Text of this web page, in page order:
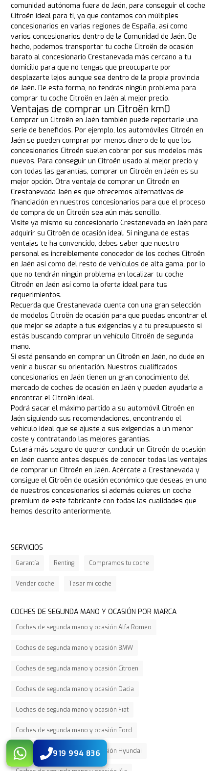
comunidad autónoma fuera de Jaén, para conseguir el coche
Citroën ideal para ti, ya que contamos con múltiples
concesionarios en varias regiones de España, así como
varios concesionarios dentro de la Comunidad de Jaén. De
hecho, podemos transportar tu coche Citroën de ocasión
barato al concesionario Crestanevada más cercano a tu
domicilio para que no tengas que preocuparte por
desplazarte lejos aunque sea dentro de la propia provincia
de Jaén. De esta forma, no tendrás ningún problema para
comprar tu coche Citroën en Jaén al mejor precio.
Ventajas de comprar un Citroën km0
Comprar un Citroën en Jaén también puede reportarle una
serie de beneficios. Por ejemplo, los automóviles Citroën en
Jaén se pueden comprar por menos dinero de lo que los
concesionarios Citroën suelen cobrar por sus modelos más
nuevos. Para conseguir un Citroën usado al mejor precio y
con todas las garantías, comprar un Citroën en Jaén es su
mejor opción. Otra ventaja de comprar un Citroën en
Crestanevada Jaén es que ofrecemos alternativas de
financiación en nuestros concesionarios para que el proceso
de compra de un Citroën sea aún más sencillo.
Visite ya mismo su concesionario Crestanevada en Jaén para
adquirir su Citroën de ocasión ideal. Si ninguna de estas
ventajas te ha convencido, debes saber que nuestro
personal es increíblemente conocedor de los coches Citroën
en Jaén así como del resto de vehículos de alta gama, por lo
que no tendrán ningún problema en localizar tu coche
Citroën en Jaén así como la oferta ideal para tus
requerimientos.
Recuerda que Crestanevada cuenta con una gran selección
de modelos Citroën de ocasión para que puedas encontrar el
que mejor se adapte a tus exigencias y a tu presupuesto si
estás buscando comprar un vehículo Citroën de segunda
mano.
Si está pensando en comprar un Citroën en Jaén, no dude en
venir a buscar su orientación. Nuestros cualificados
concesionarios en Jaén tienen un gran conocimiento del
mercado de coches de ocasión en Jaén y pueden ayudarle a
encontrar el Citroën ideal.
Podrá sacar el máximo partido a su automóvil Citroën en
Jaén siguiendo sus recomendaciones, encontrando el
vehículo ideal que se ajuste a sus exigencias a un menor
coste y contratando las mejores garantías.
Estará más seguro de querer conducir un Citroën de ocasión
en Jaén cuanto antes después de conocer todas las ventajas
de comprar un Citroën en Jaén. Acércate a Crestanevada y
consigue el Citroën de ocasión económico que deseas en uno
de nuestros concesionarios si además quieres un coche
premium de este fabricante con todas las cualidades que
hemos descrito anteriormente.
919 994 836
SERVICIOS
Garantía Renting Compramos tu coche
Vender coche Tasar mi coche
COCHES DE SEGUNDA MANO Y OCASIÓN POR MARCA
Coches de segunda mano y ocasión Alfa Romeo
Coches de segunda mano y ocasión BMW
Coches de segunda mano y ocasión Citroen
Coches de segunda mano y ocasión Dacia
Coches de segunda mano y ocasión Fiat
Coches de segunda mano y ocasión Ford
Coches de segunda mano y ocasión Hyundai